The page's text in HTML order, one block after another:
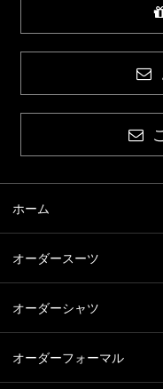
ホーム
オーダースーツ
オーダーシャツ
オーダーフォーマル